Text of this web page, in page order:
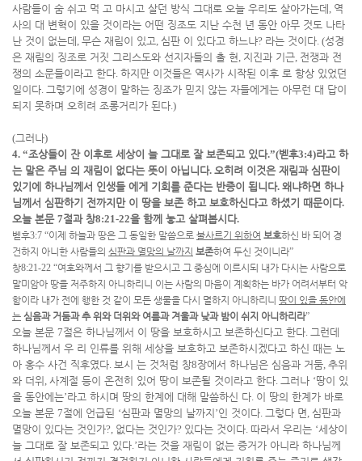
사람들이 숨 쉬고 먹 고 마시고 살던 방식 그대로 오늘 우리도 살아가는데 , 역
사의 대 변혁이 있을 것이라는 어떤 징조도 지난 수천 년 동안 아무 것도 나타
난 것이 없는데 , 무슨 재림이 있고, 심판 이 있다고 하느냐? 라는 것이다. (성경
은 재림의 징조로 거짓 그리스도와 선지자들의 출 현, 지진과 기근, 전쟁과 전
쟁의 소문들이라고 한다. 하지만 이것들은 역사가 시작된 이후 로 항상 있었던
일이다. 그렇기에 성경이 말하는 징조가 믿지 않는 자들에게는 아무런 대 답이
되지 못하며 오히려 조롱거리가 된다.)
(그러나)
4. “조상들이 잔 이후로 세상이 늘 그대로 잘 보존되고 있다.”(벧후3:4)라고 하
는 말은 주님 의 재림이 없다는 뜻이 아닙니다. 오히려 이것은 재림과 심판이
있기에 하나님께서 인생들 에게 기회를 준다는 반증이 됩니다. 왜냐하면 하나
님께서 심판하기 전까지만 이 땅을 보존 하고 보호하신다고 하셨기 때문이다.
오늘 본문 7절과 창8:21-22을 함께 놓고 살펴봅시다.
벧후3:7 “이제 하늘과 땅은 그 동일한 말씀으로 불사르기 위하여 보호하신 바 되어 경
건하지 아니한 사람들의 심판과 멸망의 날까지 보존하여 두신 것이니라”
창8:21-22 “여호와께서 그 향기를 받으시고 그 중심에 이르시되 내가 다시는 사람으로
말미암아 땅을 저주하지 아니하리니 이는 사람의 마음이 계획하는 바가 어려서부터 악
함이라 내가 전에 행한 것 같이 모든 생물을 다시 멸하지 아니하리니 땅이 있을 동안에
는 심음과 거둠과 추 위와 더위와 여름과 겨울과 낮과 밤이 쉬지 아니하리라”
오늘 본문 7절은 하나님께서 이 땅을 보호하시고 보존하신다고 한다. 그런데
하나님께서 우 리 인류를 위해 세상을 보호하고 보존하시겠다고 하신 때는 노
아 홍수 사건 직후였다. 보시 는 것처럼 창8장에서 하나님은 심음과 거둠, 추위
와 더위 , 사계절 등이 온전히 있어 땅이 보존될 것이라고 한다. 그러나 ‘땅이 있
을 동안에는’라고 하시며 땅의 한계에 대해 말씀하신 다. 이 땅의 한계가 바로
오늘 본문 7절에 언급된 ‘심판과 멸망의 날까지 ’인 것이다. 그렇다 면, 심판과
멸망이 있다는 것인가?, 없다는 것인가? 있다는 것이다. 따라서 우리는 ‘세상이
늘 그대로 잘 보존되고 있다.’라는 것을 재림이 없는 증거가 아니라 하나님께